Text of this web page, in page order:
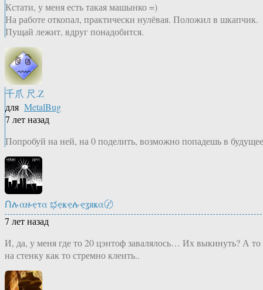
Кстати, у меня есть такая машынко =)
На работе откопал, практически нулёвая. Положил в шкапчик.
Пущай лежит, вдруг понадобится.
千爪 尺.Z
для MetalBug
7 лет назад
Попробуй на ней, на 0 поделить, возможно попадешь в будущее
Ոሉαዙҿτα ಭҿҝҿሉҿʓяҝα〄
7 лет назад
И, да, у меня где то 20 цэнтоф завалялось… Их выкинуть? А то
на стенку как то стремно клеить..